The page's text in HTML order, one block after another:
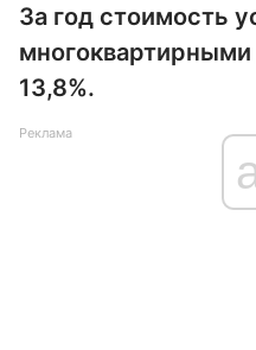
За год стоимость
13,8%.
Реклама